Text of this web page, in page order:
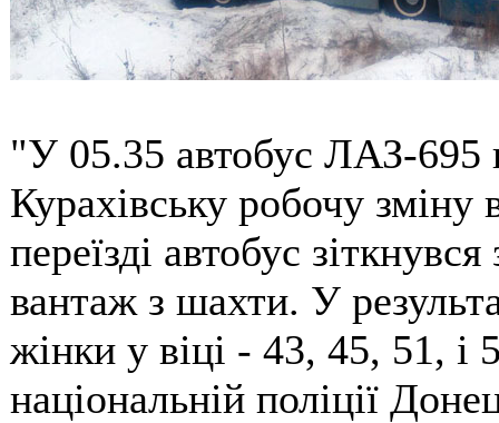
"У 05.35 автобус ЛАЗ-695
Курахівську робочу зміну
переїзді автобус
вантаж з шахти. У
жінки у віці - 43, 45, 51, і
національній поліції